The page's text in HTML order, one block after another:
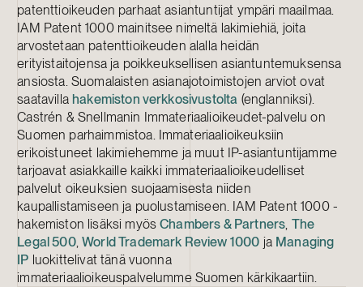
patenttioikeuden parhaat asiantuntijat ympäri maailmaa.
IAM Patent 1000 mainitsee nimeltä lakimiehiä, joita
arvostetaan patenttioikeuden alalla heidän
erityistaitojensa ja poikkeuksellisen asiantuntemuksensa
ansiosta. Suomalaisten asianajotoimistojen arviot ovat
saatavilla hakemiston verkkosivustolta (englanniksi).
Castrén & Snellmanin Immateriaalioikeudet-palvelu on
Suomen parhaimmistoa. Immateriaalioikeuksiin
erikoistuneet lakimiehemme ja muut IP-asiantuntijamme
tarjoavat asiakkaille kaikki immateriaalioikeudelliset
palvelut oikeuksien suojaamisesta niiden
kaupallistamiseen ja puolustamiseen. IAM Patent 1000 -
hakemiston lisäksi myösChambers & Partners, The
Legal 500,World Trademark Review 1000 ja Managing
IP luokittelivat tänä vuonna
immateriaalioikeuspalvelumme Suomen kärkikaartiin.